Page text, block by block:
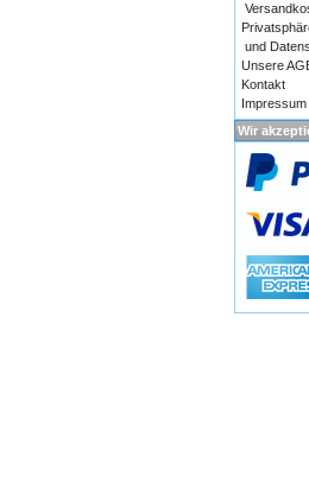
und
Unsere
Kontakt
Impressum
Wir